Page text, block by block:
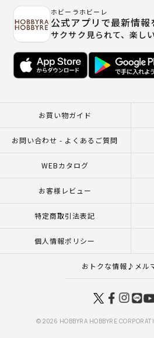
ホビーラホビーレ
公式アプリで最新情報
サクサク見られて、楽し
お買い物ガイド
お問い合わせ - よくあるご質問
WEBカタログ
お客様レビュー
特定商取引法表記
個人情報ポリシー
おトクな情報♪メル
© 2026 HOBBYRA HOBBYRE